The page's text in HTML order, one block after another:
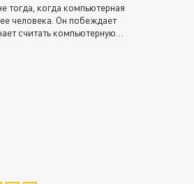
тогда, когда компьютерная
человека. Он побеждает
считать компьютерную